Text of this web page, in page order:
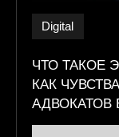
Digital
ЧТО ТАКОЕ
КАК
АДВОКАТОВ